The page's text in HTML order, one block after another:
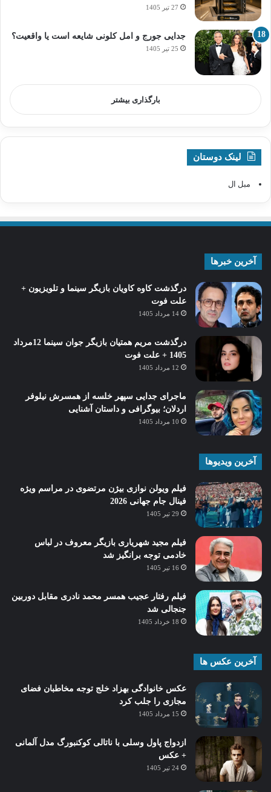
27 تیر 1405
جدایی جورج و امل کلونی شایعه است یا واقعیت؟
25 تیر 1405
بارگذاری بیشتر
لینک دوستان
مبل ال
آخرین خبرها
درگذشت کاوه کاویان بازیگر سینما و تلویزیون +
علت فوت
14 مرداد 1405
درگذشت مریم همتیان بازیگر جوان سینما 12مرداد
1405 + علت فوت
12 مرداد 1405
ماجرای جدایی سپهر خلسه از همسرش نیلوفر
اردلان؛ بیوگرافی و داستان آشنایی
10 مرداد 1405
آخرین ویدیوها
فیلم ویولن نوازی بیژن مرتضوی در مراسم ویژه
فینال جام جهانی 2026
29 تیر 1405
فیلم مجید شهریاری بازیگر معروف در لباس
خادمی توجه برانگیز شد
16 تیر 1405
فیلم رفتار عجیب همسر محمد نادری مقابل دوربین
جنجالی شد
18 خرداد 1405
آخرین عکس ها
عکس خانوادگی بهزاد خلج توجه مخاطبان فضای
مجازی را جلب کرد
15 مرداد 1405
ازدواج پاول وسلی با ناتالی کوکنبورگ مدل آلمانی
+ عکس
24 تیر 1405